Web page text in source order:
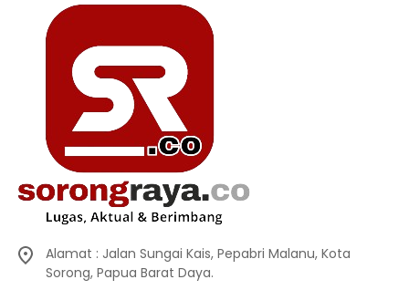
Alamat : Jalan Sungai Kais, Pepabri Malanu, Kota
Sorong, Papua Barat Daya.